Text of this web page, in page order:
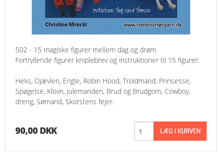
502 - 15 magiske figurer mellem dag og drøm
Fortryllende figurer kniplebrev og instruktioner til 15 figurer:
Heks, Djævlen, Engle, Robin Hood, Troldmand, Prinsesse,
Spøgelse, Klovn, Julemanden, Brud og Brudgom, Cowboy,
dreng, Sømand, Skorstens fejer.
90,00 DKK